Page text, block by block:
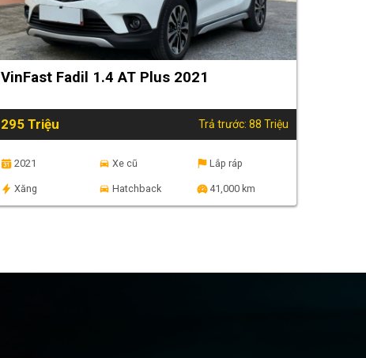
VinFast Fadil 1.4 AT Plus 2021
295 Triệu Trả trước: 88 Triệu
2021 Xe cũ Lắp ráp
Xăng Hatchback 41,000 km